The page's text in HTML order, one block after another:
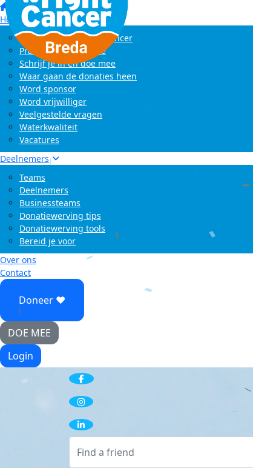
Home
Het evenement
Wat is Swim to Fight Cancer
Praktische informatie
Schrijf je in en doe mee
Waar gaan de donaties heen
Word sponsor
Word vrijwilliger
Veelgestelde vragen
Waterkwaliteit
Vacatures
Deelnemers
Teams
Deelnemers
Businessteams
Donatiewerving tips
Donatiewerving tools
Bereid je voor
Over ons
Contact
Doneer ♥
DOE MEE
Login